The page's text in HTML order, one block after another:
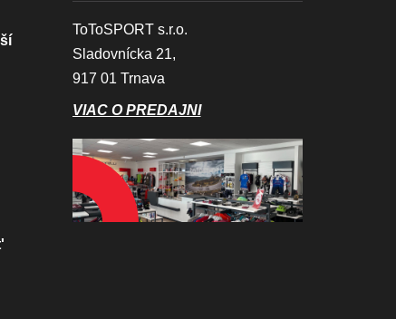
ToToSPORT s.r.o.
Sladovnícka 21,
917 01 Trnava
VIAC O PREDAJNI